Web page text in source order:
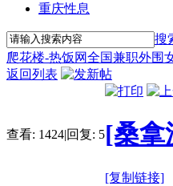
重庆性息
搜
爬花楼-热饭网全国兼职外围
返回列表
查看: 1424|回复: 5[桑拿
[复制链接]